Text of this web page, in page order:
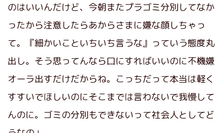
のはいいんだけど、今朝またプラゴミ分別してなか
ったから注意したらあからさまに嫌な顔しちゃっ
て。『細かいこといちいち言うな』っていう態度丸
出し。そう思ってんなら口にすればいいのに不機嫌
オーラ出すだけだからね。こっちだって本当は軽く
すすいでほしいのにそこまでは言わないで我慢して
んのに。ゴミの分別もできないって社会人としてど